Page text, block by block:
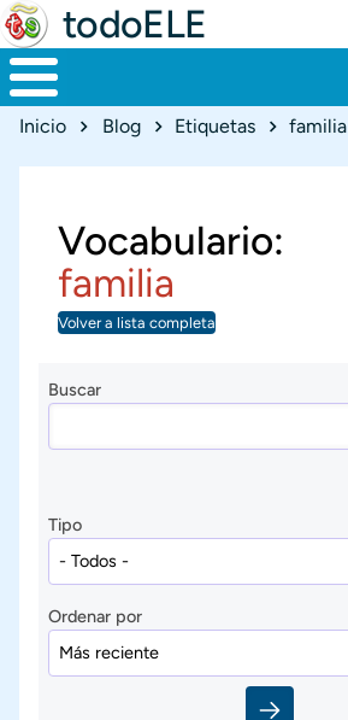
todoELE
Ruta de navegación
Inicio Blog Etiquetas familia
Vocabulario:
familia
Volver a lista completa
Buscar
Tipo
Ordenar por